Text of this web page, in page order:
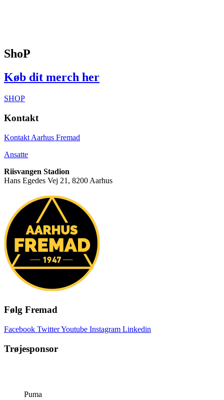
ShoP
Køb dit merch her
SHOP
Kontakt
Kontakt Aarhus Fremad
Ansatte
Riisvangen Stadion
Hans Egedes Vej 21, 8200 Aarhus
Følg Fremad
Facebook TwitterYoutube Instagram Linkedin
Trøjesponsor
Puma